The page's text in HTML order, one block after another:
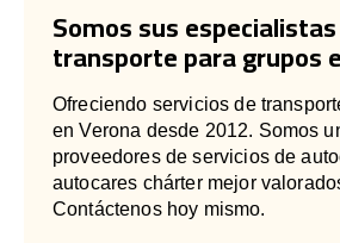
Somos sus
transporte para grupos
Ofreciendo servicios de
en Verona desde 2012. Somos
proveedores de servicios de
autocares chárter mejor
Contáctenos hoy mismo.